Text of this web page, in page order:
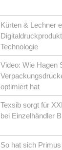
Kürten & Lechner
Technologie
Video: Wie Hagen
optimiert hat
Texsib sorgt für
bei Einzelhändler
So hat sich